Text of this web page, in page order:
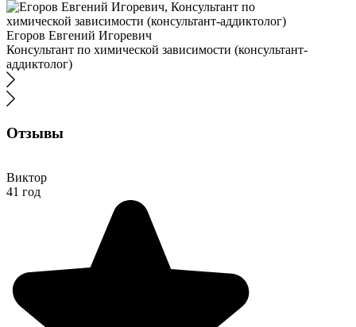
Егоров Евгений Игоревич
Консультант по химической зависимости (консультант-
аддиктолог)
Отзывы
Виктор
41 год